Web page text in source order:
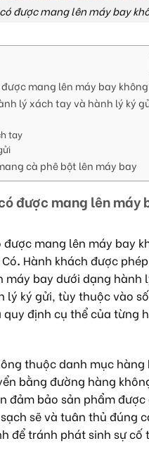
được mang lên máy bay
mang lên máy bay
lý xách tay và hành lý ký
tay
cà phê bột lên máy bay
được mang lên máy
được mang lên máy bay
. Hành khách được
máy bay dưới dạng hành
lý ký gửi, tùy thuộc vào
quy định cụ thể của từng
thuộc danh mục hàng
bằng đường hàng
đảm bảo sản phẩm được
sẽ và tuân thủ đúng
để tránh phát sinh sự cố